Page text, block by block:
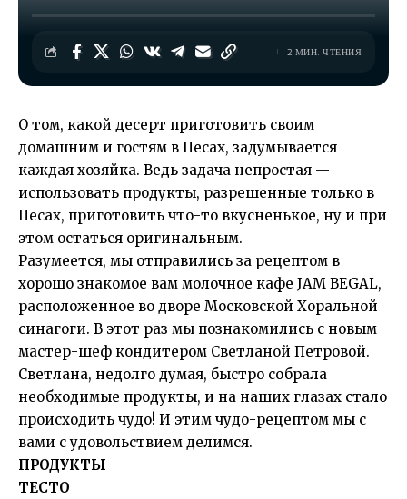
2 МИН. ЧТЕНИЯ
О том, какой десерт приготовить своим
домашним и гостям в Песах, задумывается
каждая хозяйка. Ведь задача непростая —
использовать продукты, разрешенные только в
Песах, приготовить что-то вкусненькое, ну и при
этом остаться оригинальным.
Разумеется, мы отправились за рецептом в
хорошо знакомое вам молочное кафе JAM BEGAL,
расположенное во дворе Московской Хоральной
синагоги. В этот раз мы познакомились с новым
мастер-шеф кондитером Светланой Петровой.
Светлана, недолго думая, быстро собрала
необходимые продукты, и на наших глазах стало
происходить чудо! И этим чудо-рецептом мы с
вами с удовольствием делимся.
ПРОДУКТЫ
ТЕСТО